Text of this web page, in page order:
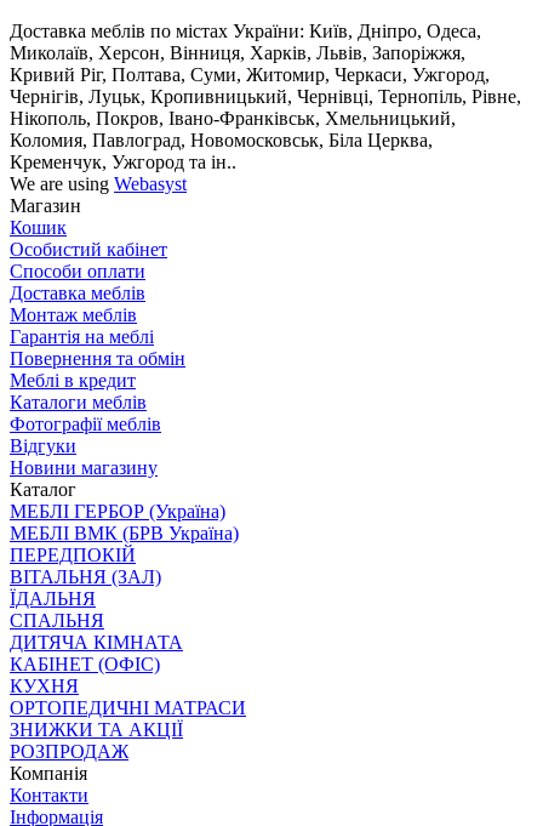
Доставка меблів по містах України: Київ, Дніпро, Одеса,
Миколаїв, Херсон, Вінниця, Харків, Львів, Запоріжжя,
Кривий Ріг, Полтава, Суми, Житомир, Черкаси, Ужгород,
Чернігів, Луцьк, Кропивницький, Чернівці, Тернопіль, Рівне,
Нікополь, Покров, Івано-Франківськ, Хмельницький,
Коломия, Павлоград, Новомосковськ, Біла Церква,
Кременчук, Ужгород та ін..
We are using Webasyst
Магазин
Кошик
Особистий кабінет
Способи оплати
Доставка меблів
Монтаж меблів
Гарантія на меблі
Повернення та обмін
Меблі в кредит
Каталоги меблів
Фотографії меблів
Відгуки
Новини магазину
Каталог
МЕБЛІ ГЕРБОР (Україна)
МЕБЛІ ВМК (БРВ Україна)
ПЕРЕДПОКІЙ
ВІТАЛЬНЯ (ЗАЛ)
ЇДАЛЬНЯ
СПАЛЬНЯ
ДИТЯЧА КІМНАТА
КАБІНЕТ (ОФІС)
КУХНЯ
ОРТОПЕДИЧНІ МАТРАСИ
ЗНИЖКИ ТА АКЦІЇ
РОЗПРОДАЖ
Компанія
Контакти
Інформація